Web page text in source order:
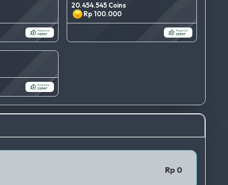
20.454.545 Coins
Rp 100.000
Rp 0QRIS 1